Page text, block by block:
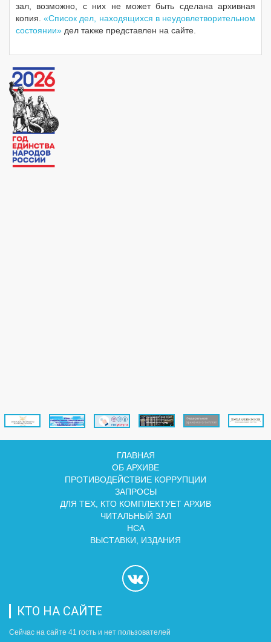
зал, возможно, с них не может быть сделана архивная
копия.«Список дел, находящихся в неудовлетворительном
состоянии» дел также представлен на сайте.
ГЛАВНАЯ
ОБ АРХИВЕ
ПРОТИВОДЕЙСТВИЕ КОРРУПЦИИ
ЗАПРОСЫ
ДЛЯ ТЕХ, КТО КОМПЛЕКТУЕТ АРХИВ
ЧИТАЛЬНЫЙ ЗАЛ
НСА
ВЫСТАВКИ, ИЗДАНИЯ
КТО НА САЙТЕ
Сейчас на сайте 41 гость и нет пользователей